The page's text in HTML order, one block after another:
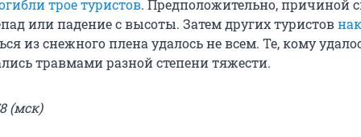
трое туристов. Предположительно, причиной
или падение с высоты. Затем других туристов
из снежного плена удалось не всем. Те, кому
травмами разной степени тяжести.
(мск)